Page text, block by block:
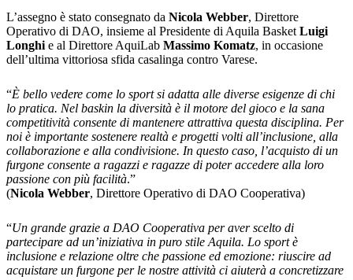
L’assegno è stato consegnato da Nicola Webber, Direttore
Operativo di DAO, insieme al Presidente di Aquila Basket Luigi
Longhi e al Direttore AquiLab Massimo Komatz, in occasione
dell’ultima vittoriosa sfida casalinga contro Varese.
“È bello vedere come lo sport si adatta alle diverse esigenze di chi
lo pratica. Nel baskin la diversità è il motore del gioco e la sana
competitività consente di mantenere attrattiva questa disciplina. Per
noi è importante sostenere realtà e progetti volti all’inclusione, alla
collaborazione e alla condivisione. In questo caso, l’acquisto di un
furgone consente a ragazzi e ragazze di poter accedere alla loro
passione con più facilità.”
(Nicola Webber, Direttore Operativo di DAO Cooperativa)
“Un grande grazie a DAO Cooperativa per aver scelto di
partecipare ad un’iniziativa in puro stile Aquila. Lo sport è
inclusione e relazione oltre che passione ed emozione: riuscire ad
acquistare un furgone per le nostre attività ci aiuterà a concretizzare